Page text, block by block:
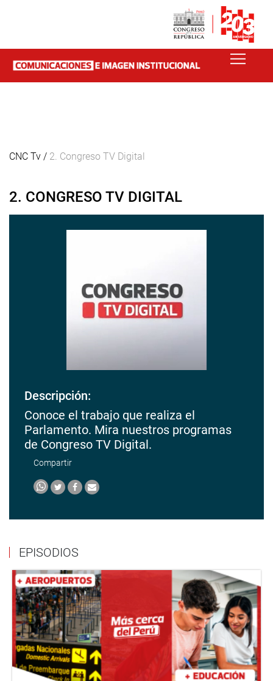
CNC Tv / 2. Congreso TV Digital
2. CONGRESO TV DIGITAL
Descripción:
Conoce el trabajo que realiza el
Parlamento. Mira nuestros programas
de Congreso TV Digital.
Compartir
EPISODIOS